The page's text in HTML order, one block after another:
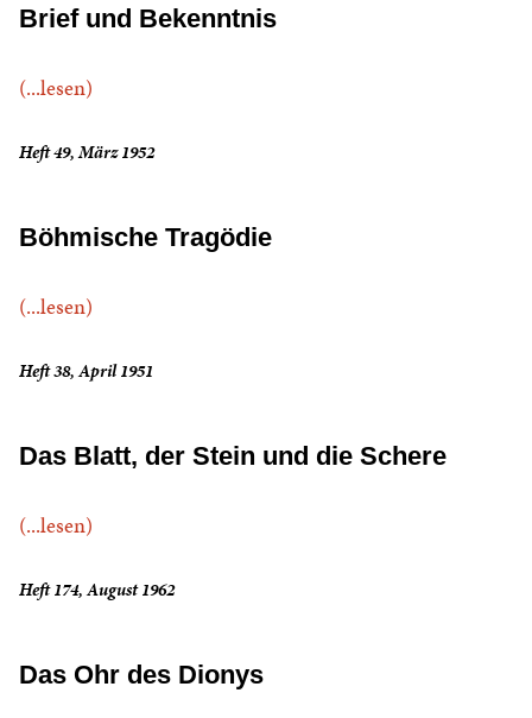
Brief und Bekenntnis
(...lesen)
Heft 49, März 1952
Böhmische Tragödie
(...lesen)
Heft 38, April 1951
Das Blatt, der Stein und die Schere
(...lesen)
Heft 174, August 1962
Das Ohr des Dionys